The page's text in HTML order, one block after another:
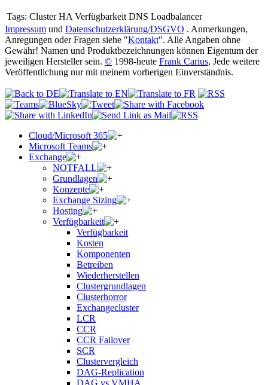
Tags: Cluster HA Verfügbarkeit DNS Loadbalancer
Impressum und Datenschutzerklärung/DSGVO . Anmerkungen,
Anregungen oder Fragen siehe "Kontakt". Alle Angaben ohne
Gewähr! Namen und Produktbezeichnungen können Eigentum der
jeweiligen Hersteller sein. © 1998-heute Frank Carius, Jede weitere
Veröffentlichung nur mit meinem vorherigen Einverständnis.
Cloud/Microsoft 365
Microsoft Teams
Exchange
NOTFALL
Grundlagen
Konzepte
Exchange Sizing
Hosting
Verfügbarkeit
Verfügbarkeit
Kosten
Komponenten
Betreiben
Wiederherstellen
Clustergrundlagen
Clusterhorror
Exchangecluster
LCR
CCR
CCR Failover
SCR
Clustervergleich
DAG-Replication
DAG vs VMHA